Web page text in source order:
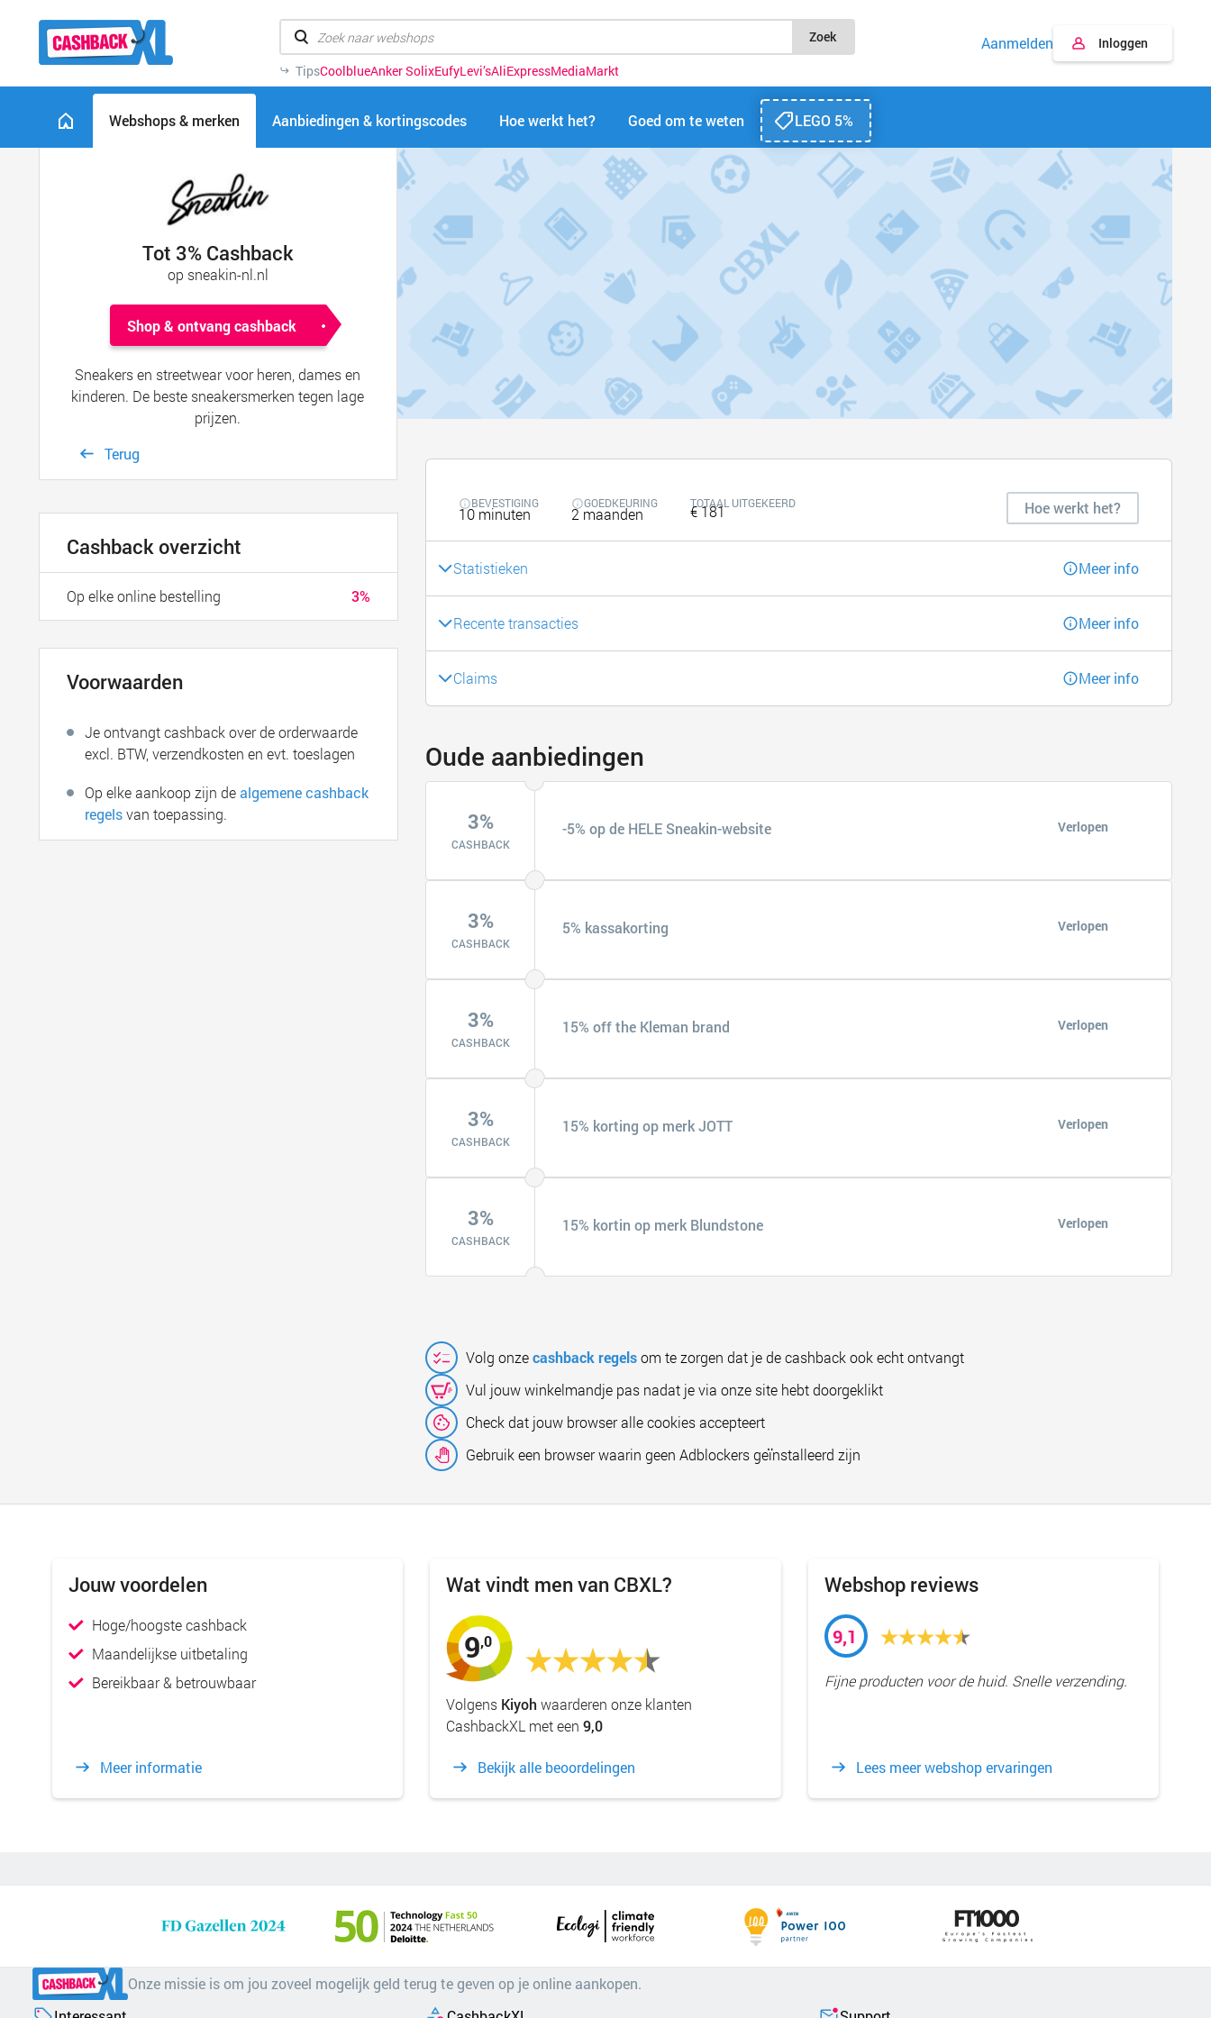
Zoek
TipsCoolblueAnker SolixEufyLevi’sAliExpressMediaMarkt
Aanmelden Inloggen
Webshops & merken Aanbiedingen & kortingscodes Hoe werkt het? Goed om te weten LEGO 5%
Tot 3% Cashback
op sneakin-nl.nl
Shop & ontvang cashback
Sneakers en streetwear voor heren, dames en
kinderen. De beste sneakersmerken tegen lage
prijzen.
Terug
BEVESTIGING
10 minuten
GOEDKEURING
2 maanden
TOTAAL UITGEKEERD
€ 181 Hoe werkt het?
Statistieken Meer info
Recente transacties Meer info
Claims Meer info
Oude aanbiedingen
3%
CASHBACK
-5% op de HELE Sneakin-website Verlopen
3%
CASHBACK
5% kassakorting Verlopen
3%
CASHBACK
15% off the Kleman brand Verlopen
3%
CASHBACK
15% korting op merk JOTT Verlopen
3%
CASHBACK
15% kortin op merk Blundstone Verlopen
Volg onzecashback regelsom te zorgen dat je de cashback ook echt ontvangt
Vul jouw winkelmandje pas nadat je via onze site hebt doorgeklikt
Check dat jouw browser alle cookies accepteert
Gebruik een browser waarin geen Adblockers geïnstalleerd zijn
Cashback overzicht
3%
Op elke online bestelling
Voorwaarden
Je ontvangt cashback over de orderwaarde
excl. BTW, verzendkosten en evt. toeslagen
Op elke aankoop zijn dealgemene cashback
regelsvan toepassing.
Jouw voordelen
Hoge/hoogste cashback
Maandelijkse uitbetaling
Bereikbaar & betrouwbaar
Meer informatie
Wat vindt men van CBXL?
9,0
Volgens Kiyoh waarderen onze klanten
CashbackXL met een9,0
Bekijk alle beoordelingen
Webshop reviews
9,1
Fijne producten voor de huid. Snelle verzending.
Lees meer webshop ervaringen
Onze missie is om jou zoveel mogelijk geld terug te geven op je online aankopen.